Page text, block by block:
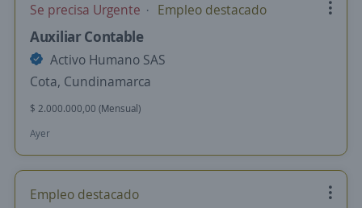
Se precisa Urgente Empleo destacado
Auxiliar Contable
Activo Humano SAS
Cota, Cundinamarca
$ 2.000.000,00 (Mensual)
Ayer
Empleo destacado